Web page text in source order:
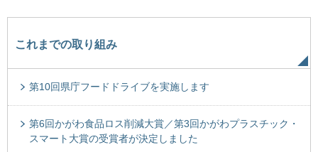
これまでの取り組み
第10回県庁フードドライブを実施します
第6回かがわ食品ロス削減大賞／第3回かがわプラスチック・
スマート大賞の受賞者が決定しました